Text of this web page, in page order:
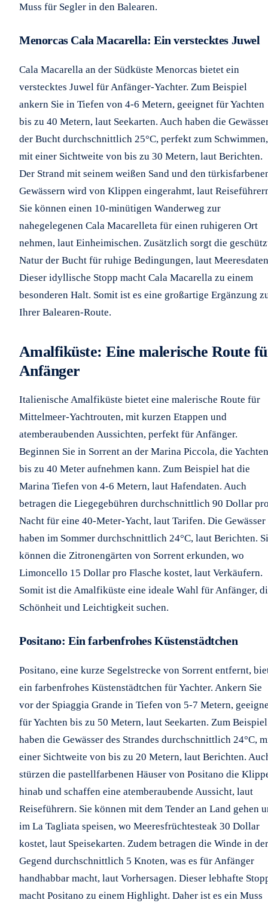
Muss für Segler in den Balearen.
Menorcas Cala Macarella: Ein verstecktes Juwel
Cala Macarella an der Südküste Menorcas bietet ein
verstecktes Juwel für Anfänger-Yachter. Zum Beispiel
ankern Sie in Tiefen von 4-6 Metern, geeignet für Yachten
bis zu 40 Metern, laut Seekarten. Auch haben die
der Bucht durchschnittlich 25°C, perfekt zum Schwimmen,
mit einer Sichtweite von bis zu 30 Metern, laut Berichten.
Der Strand mit seinem weißen Sand und den
Gewässern wird von Klippen eingerahmt, laut
Sie können einen 10-minütigen Wanderweg zur
nahegelegenen Cala Macarelleta für einen ruhigeren Ort
nehmen, laut Einheimischen. Zusätzlich sorgt die
Natur der Bucht für ruhige Bedingungen, laut
Dieser idyllische Stopp macht Cala Macarella zu einem
besonderen Halt. Somit ist es eine großartige Ergänzung
Ihrer Balearen-Route.
Amalfiküste: Eine malerische Route
Anfänger
Italienische Amalfiküste bietet eine malerische Route für
Mittelmeer-Yachtrouten, mit kurzen Etappen und
atemberaubenden Aussichten, perfekt für Anfänger.
Beginnen Sie in Sorrent an der Marina Piccola, die Yachten
bis zu 40 Meter aufnehmen kann. Zum Beispiel hat die
Marina Tiefen von 4-6 Metern, laut Hafendaten. Auch
betragen die Liegegebühren durchschnittlich 90 Dollar
Nacht für eine 40-Meter-Yacht, laut Tarifen. Die Gewässer
haben im Sommer durchschnittlich 24°C, laut Berichten.
können die Zitronengärten von Sorrent erkunden, wo
Limoncello 15 Dollar pro Flasche kostet, laut Verkäufern.
Somit ist die Amalfiküste eine ideale Wahl für Anfänger,
Schönheit und Leichtigkeit suchen.
Positano: Ein farbenfrohes Küstenstädtchen
Positano, eine kurze Segelstrecke von Sorrent entfernt,
ein farbenfrohes Küstenstädtchen für Yachter. Ankern Sie
vor der Spiaggia Grande in Tiefen von 5-7 Metern,
für Yachten bis zu 50 Metern, laut Seekarten. Zum Beispiel
haben die Gewässer des Strandes durchschnittlich 24°C,
einer Sichtweite von bis zu 20 Metern, laut Berichten.
stürzen die pastellfarbenen Häuser von Positano die
hinab und schaffen eine atemberaubende Aussicht, laut
Reiseführern. Sie können mit dem Tender an Land gehen
im La Tagliata speisen, wo Meeresfrüchtesteak 30 Dollar
kostet, laut Speisekarten. Zudem betragen die Winde in der
Gegend durchschnittlich 5 Knoten, was es für Anfänger
handhabbar macht, laut Vorhersagen. Dieser lebhafte
macht Positano zu einem Highlight. Daher ist es ein Muss